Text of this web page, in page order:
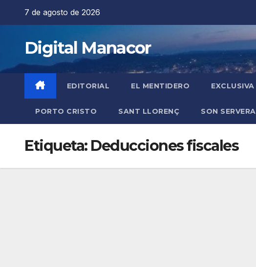
7 de agosto de 2026
Digital Manacor
EDITORIAL EL MENTIDERO EXCLUSIVA
PORTO CRISTO SANT LLORENÇ SON SERVERA
Etiqueta: Deducciones fiscales